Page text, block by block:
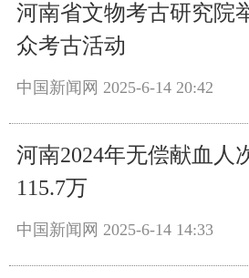
河南省文物考古研究院
众考古活动
中国新闻网 2025-6-14 20:42
河南2024年无偿献血人
115.7万
中国新闻网 2025-6-14 14:33